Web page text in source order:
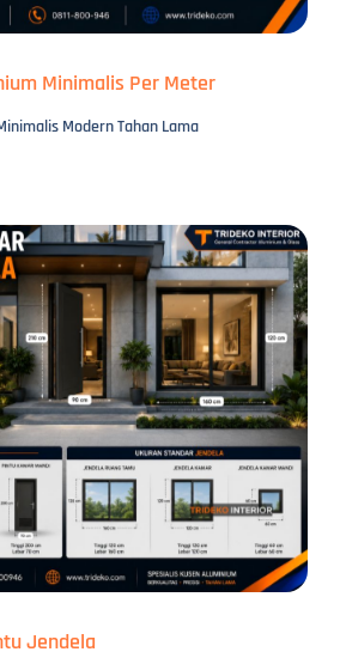
Minimalis Per Meter
Modern Tahan Lama
Jendela